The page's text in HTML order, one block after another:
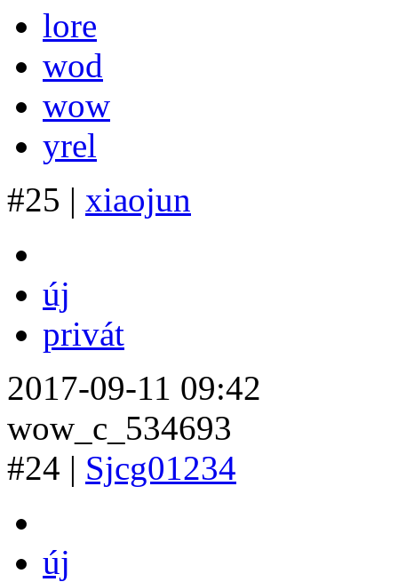
lore
wod
wow
yrel
#25 | xiaojun
új
privát
2017-09-11 09:42
wow_c_534693
#24 | Sjcg01234
új